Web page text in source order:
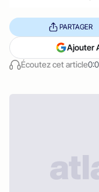
Écoutez cet article
PARTAGER
Ajouter